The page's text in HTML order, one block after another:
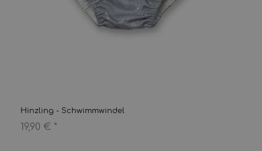
Hinzling - Schwimmwindel
19,90 € *